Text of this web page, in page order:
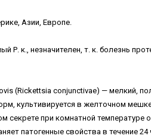
Азии, Европе.
Р. к., незначителен, т. к. болезнь
(Rickettsia conjunctivae) — мелкий,
культивируется в желточном
секрете при комнатной температуре
патогенные свойства в течение